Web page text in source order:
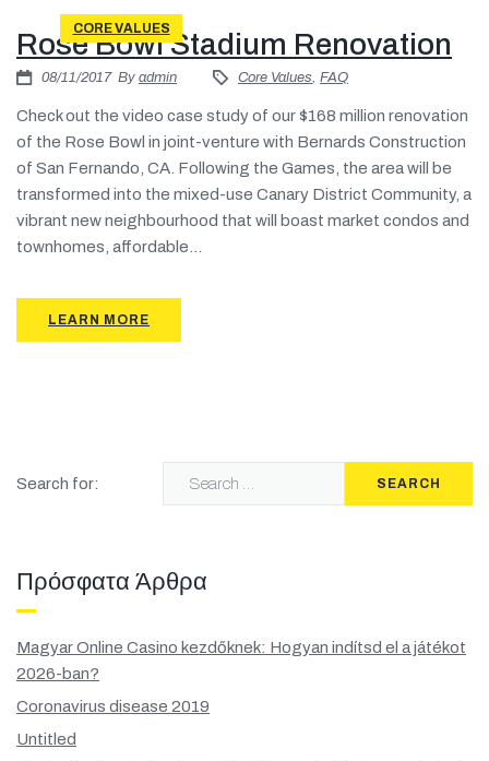
E-shop
CORE VALUES
Rose Bowl Stadium Renovation
08/11/2017 By admin Core Values, FAQ
Check out the video case study of our $168 million renovation
of the Rose Bowl in joint-venture with Bernards Construction
of San Fernando, CA. Following the Games, the area will be
transformed into the mixed-use Canary District Community, a
vibrant new neighbourhood that will boast market condos and
townhomes, affordable...
LEARN MORE
Search for: SEARCH
Πρόσφατα Άρθρα
Magyar Online Casino kezdőknek: Hogyan indítsd el a játékot
2026-ban?
Coronavirus disease 2019
Untitled